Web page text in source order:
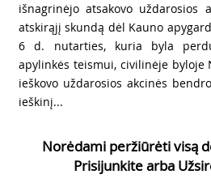
išnagrinėjo atsakovo uždarosios
atskirąjį skundą dėl Kauno
6 d. nutarties, kuria byla
apylinkės teismui, civilinėje byloje
ieškovo uždarosios akcinės
ieškinį...
Norėdami peržiūrėti visą
Prisijunkite arba